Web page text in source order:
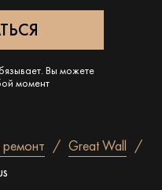
Вы можете
момент
ремонт
Great Wall